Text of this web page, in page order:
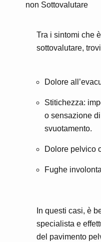
non Sottovalutare
Tra i sintomi che
sottovalutare,
Dolore
Stitichezza:
o sensazione
svuotamento.
Dolore pelvico
Fughe
In questi casi, è
specialista e
del pavimento